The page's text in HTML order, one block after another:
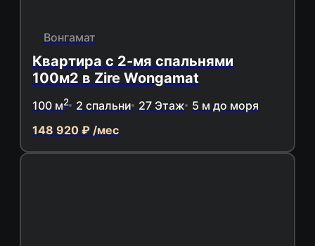
Вонгамат
Квартира с 2-мя спальнями
100м2 в Zire Wongamat
100 м2 2 спальни 27 Этаж 5 м до моря
148 920 ₽ /мес